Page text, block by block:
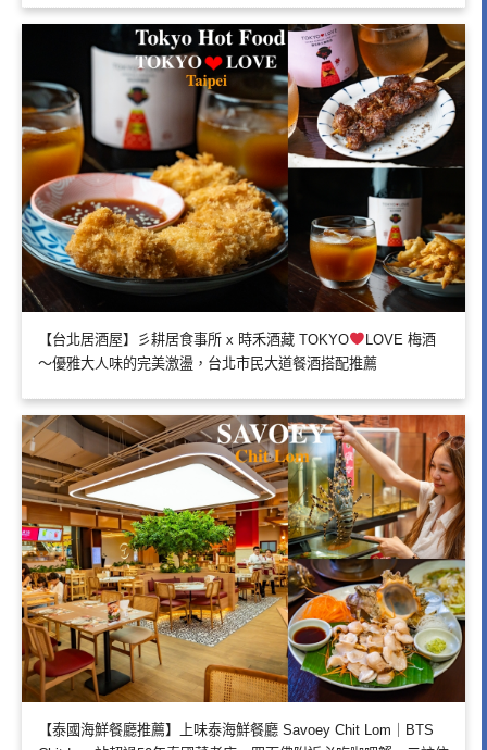
【台北居酒屋】彡耕居食事所 x 時禾酒藏 TOKYO
LOVE 梅酒
～優雅大人味的完美激盪，台北市民大道餐酒搭配推薦
【泰國海鮮餐廳推薦】上味泰海鮮餐廳 Savoey Chit Lom｜BTS